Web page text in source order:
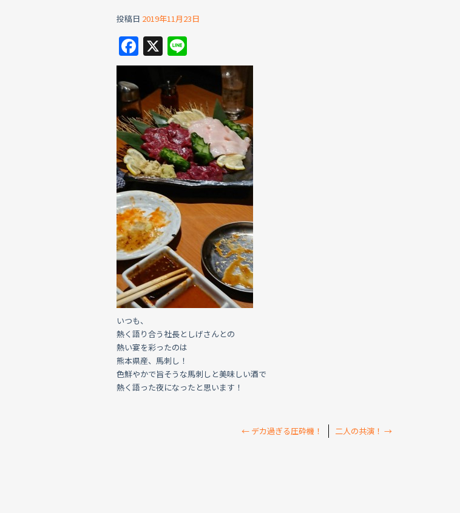
投稿日 2019年11月23日
F
a
c
e
b
o
o
k
X
n
e
いつも、
熱く語り合う社長としげさんとの
熱い宴を彩ったのは
熊本県産、馬刺し！
色鮮やかで旨そうな馬刺しと美味しい酒で
熱く語った夜になったと思います！
← デカ過ぎる圧砕機！ 二人の共演！ →